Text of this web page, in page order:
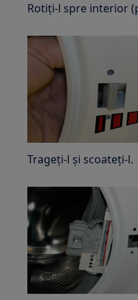
Rotiți-l spre interior
Trageți-l și scoateți-l.